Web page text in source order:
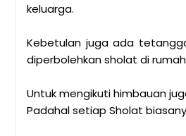
keluarga.
Kebetulan juga ada
diperbolehkan sholat di
Untuk mengikuti himbauan
Padahal setiap Sholat